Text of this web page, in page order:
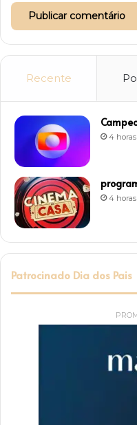
Recente
4
4
Patrocinado Dia dos Pais